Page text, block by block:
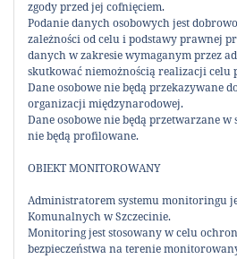
Szpargałek
Przed nami druga środa
charytatywnej Szpargałek.
produkty! Start w środę o
przypominamy że,
przelewu na wybraną przez
transakcję można
ulicy Arkońskiej. Zapraszamy!
zgody przed jej cofnięciem.
Podanie danych osobowych jest
zależności od celu i podstawy prawnej
danych w zakresie wymaganym przez
skutkować niemożnością realizacji celu
Dane osobowe nie będą przekazywane
organizacji międzynarodowej.
Dane osobowe nie będą przetwarzane
nie będą profilowane.
OBIEKT MONITOROWANY
Administratorem systemu monitoringu
Komunalnych w Szczecinie.
Monitoring jest stosowany w celu
bezpieczeństwa na terenie